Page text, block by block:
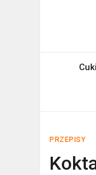
PRZEPISY